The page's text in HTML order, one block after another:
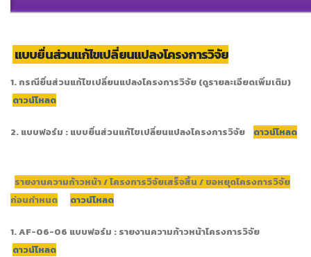
แบบยื่นส่วนแก้ไขเปลี่ยนแปลงโครงการวิจัย
1. กรณียื่นส่วนแก้ไขเปลี่ยนแปลงโครงการวิจัย (ดูรายละเอียดเพิ่มเติม)
ดาวน์โหลด
2. แบบฟอร์ม : แบบยื่นส่วนแก้ไขเปลี่ยนแปลงโครงการวิจัย ดาวน์โหลด
รายงานความก้าวหน้า / โครงการวิจัยเสร็จสิ้น / ขอหยุดโครงการวิจัย
ก่อนกำหนด
ดาวน์โหลด
1.AF-06-06 แบบฟอร์ม : รายงานความก้าวหน้าโครงการวิจัย
ดาวน์โหลด